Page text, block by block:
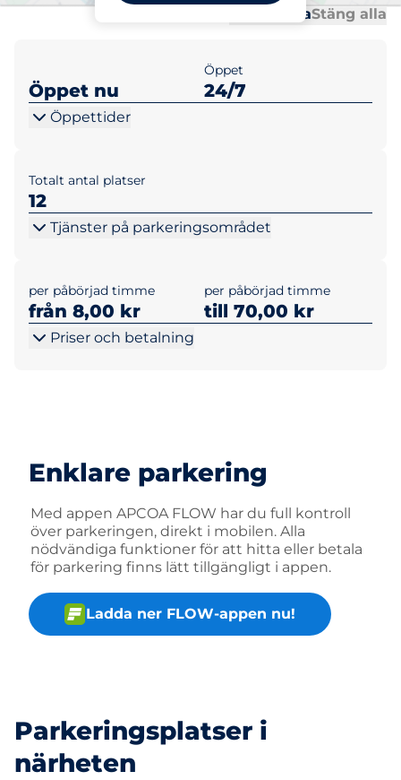
Öppna allaStäng alla
Öppet nu
Öppet
24/7
Öppettider
Totalt antal platser
12
Tjänster på parkeringsområdet
per påbörjad timme
från 8,00 kr
per påbörjad timme
till 70,00 kr
Priser och betalning
Enklare parkering
Med appen APCOA FLOW har du full kontroll
över parkeringen, direkt i mobilen. Alla
nödvändiga funktioner för att hitta eller betala
för parkering finns lätt tillgängligt i appen.
Ladda ner FLOW-appen nu!
Parkeringsplatser i
närheten